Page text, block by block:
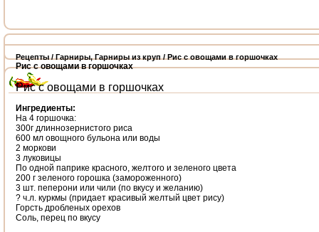
Рецепты/Гарниры,Гарниры из круп/ Рис с овощами в горшочках
Рис с овощами в горшочках
Рис с овощами в горшочках
Ингредиенты:
На 4 горшочка:
300г длиннозернистого риса
600 мл овощного бульона или воды
2 моркови
3 луковицы
По одной паприке красного, желтого и зеленого цвета
200 г зеленого горошка (замороженного)
3 шт. пеперони или чили (по вкусу и желанию)
? ч.л. куркмы (придает красивый желтый цвет рису)
Горсть дробленых орехов
Соль, перец по вкусу